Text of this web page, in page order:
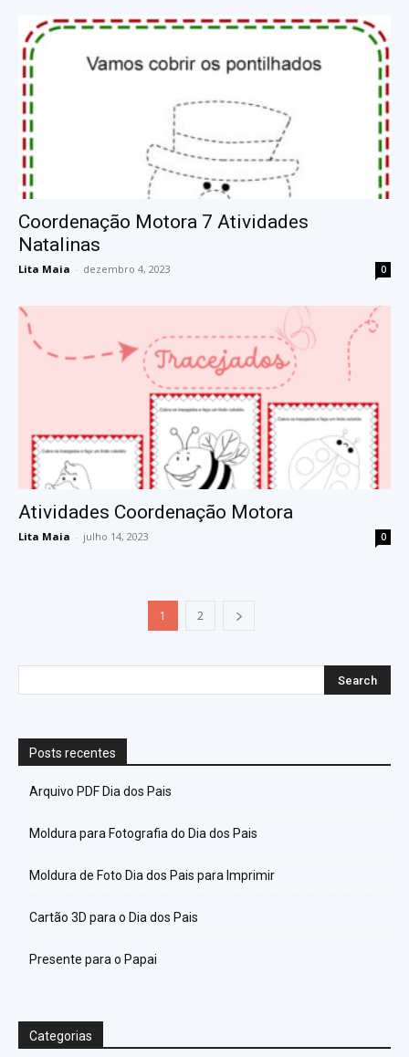
Coordenação Motora 7 Atividades
Natalinas
Lita Maia - dezembro 4, 2023 0
Atividades Coordenação Motora
Lita Maia - julho 14, 2023 0
1 2
Posts recentes
Arquivo PDF Dia dos Pais
Moldura para Fotografia do Dia dos Pais
Moldura de Foto Dia dos Pais para Imprimir
Cartão 3D para o Dia dos Pais
Presente para o Papai
Categorias